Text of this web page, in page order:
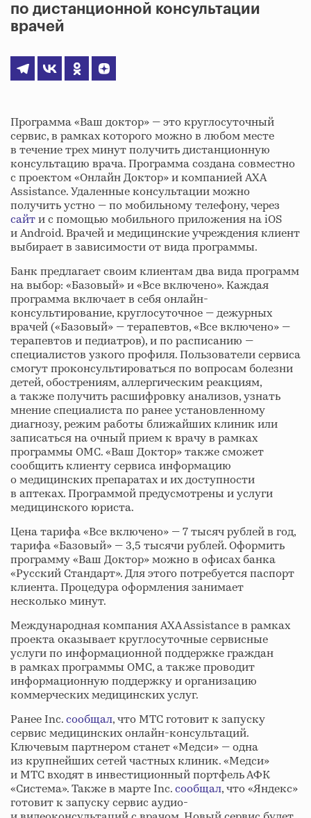
по дистанционной консультации
врачей
Программа «Ваш доктор» — это круглосуточный
сервис, в рамках которого можно в любом месте
в течение трех минут получить дистанционную
консультацию врача. Программа создана совместно
с проектом «Онлайн Доктор» и компанией AXA
Assistance. Удаленные консультации можно
получить устно — по мобильному телефону, через
сайти с помощью мобильного приложения на iOS
и Android. Врачей и медицинские учреждения клиент
выбирает в зависимости от вида программы.
Банк предлагает своим клиентам два вида программ
на выбор: «Базовый» и «Все включено». Каждая
программа включает в себя онлайн-
консультирование, круглосуточное — дежурных
врачей («Базовый» — терапевтов, «Все включено» —
терапевтов и педиатров), и по расписанию —
специалистов узкого профиля. Пользователи сервиса
смогут проконсультироваться по вопросам болезни
детей, обострениям, аллергическим реакциям,
а также получить расшифровку анализов, узнать
мнение специалиста по ранее установленному
диагнозу, режим работы ближайших клиник или
записаться на очный прием к врачу в рамках
программы ОМС. «Ваш Доктор» также сможет
сообщить клиенту сервиса информацию
о медицинских препаратах и их доступности
в аптеках. Программой предусмотрены и услуги
медицинского юриста.
Цена тарифа «Все включено» — 7 тысяч рублей в год,
тарифа «Базовый» — 3,5 тысячи рублей. Оформить
программу «Ваш Доктор» можно в офисах банка
«Русский Стандарт». Для этого потребуется паспорт
клиента. Процедура оформления занимает
несколько минут.
Международная компания AXA Assistance в рамках
проекта оказывает круглосуточные сервисные
услуги по информационной поддержке граждан
в рамках программы ОМС, а также проводит
информационную поддержку и организацию
коммерческих медицинских услуг.
Ранее Inc.сообщал, что МТС готовит к запуску
сервис медицинских онлайн-консультаций.
Ключевым партнером станет «Медси» — одна
из крупнейших сетей частных клиник. «Медси»
и МТС входят в инвестиционный портфель АФК
«Система». Также в марте Inc.сообщал, что «Яндекс»
готовит к запуску сервис аудио-